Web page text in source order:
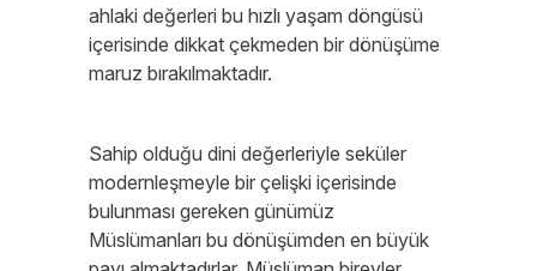
ahlaki değerleri bu hızlı yaşam döngüsü
içerisinde dikkat çekmeden bir dönüşüme
maruz bırakılmaktadır.
Sahip olduğu dini değerleriyle seküler
modernleşmeyle bir çelişki içerisinde
bulunması gereken günümüz
Müslümanları bu dönüşümden en büyük